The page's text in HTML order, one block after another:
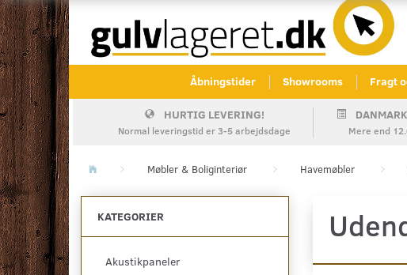
Åbningstider Showrooms Fragt
HURTIG LEVERING!
Normal leveringstid er 3-5 arbejdsdage Mere end
Møbler & Boliginteriør Havemøbler
KATEGORIER
Akustikpaneler